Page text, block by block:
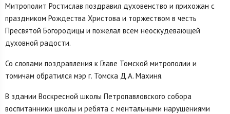
Митрополит Ростислав поздравил духовенство и прихожан с
праздником Рождества Христова и торжеством в честь
Пресвятой Богородицы и пожелал всем неоскудевающей
духовной радости.
Со словами поздравления к Главе Томской митрополии и
томичам обратился мэр г. Томска Д.А. Махиня.
В здании Воскресной школы Петропавловского собора
воспитанники школы и ребята с ментальными нарушениями